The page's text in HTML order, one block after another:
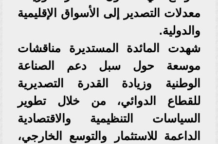
معدلات التصدير إلى الأسواق الإقليمية
والدولية.
شهدت المائدة المستديرة مناقشات
موسعة حول سبل دعم الصناعة
الوطنية وزيادة القدرة التصديرية
للقطاع الدوائي، من خلال تطوير
السياسات التنظيمية والاقتصادية
الداعمة للاستثمار والتوسع الخارجي،